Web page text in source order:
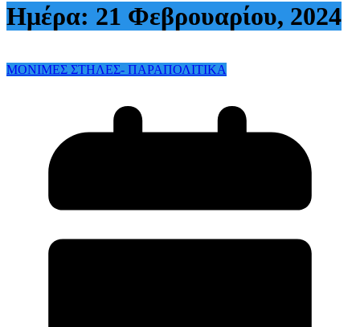
Ημέρα: 21 Φεβρουαρίου, 2024
ΜΟΝΙΜΕΣ ΣΤΗΛΕΣ- ΠΑΡΑΠΟΛΙΤΙΚΑ